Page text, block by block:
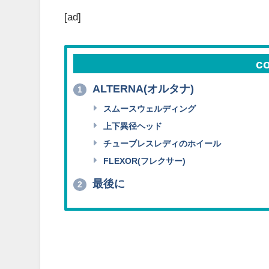
[ad]
1 ALTERNA(オルタナ)
スムースウェルディング
上下異径ヘッド
チューブレスレディのホイール
FLEXOR(フレクサー)
2 最後に